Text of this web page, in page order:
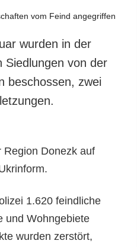
wurden in der
Siedlungen von der
beschossen, zwei
Region Donezk auf
1.620 feindliche
und Wohngebiete
wurden zerstört,